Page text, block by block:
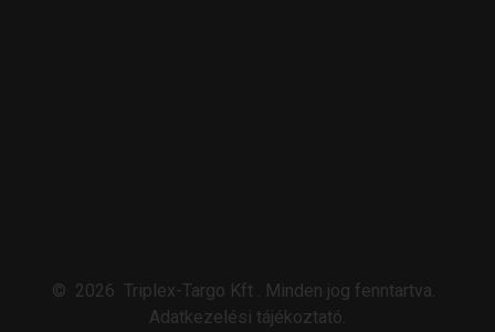
© 2026 Triplex-Targo Kft . Minden jog fenntartva.
Adatkezelési tájékoztató.